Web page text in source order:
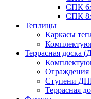
СПК
СПК
Теплицы
Каркасы
Террасная доска
Ступени
Террасная